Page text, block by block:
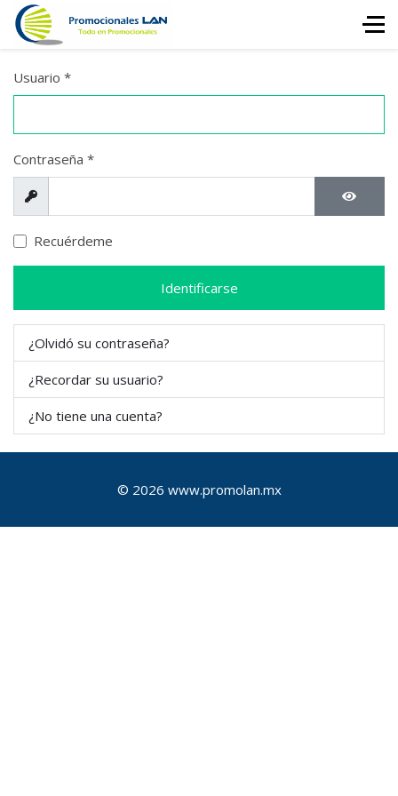
Usuario *
Contraseña *
Mostrar
Mostrar
Recuérdeme
Identificarse
¿Olvidó su contraseña?
¿Recordar su usuario?
¿No tiene una cuenta?
© 2026 www.promolan.mx